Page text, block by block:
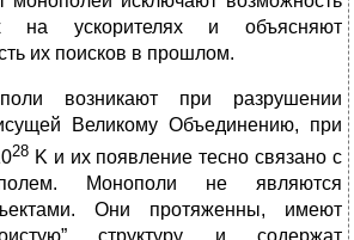
на ускорителях и объясняют
их поисков в прошлом.
возникают при разрушении
Великому Объединению, при
28 K и их появление тесно связано с
полем. Монополи не являются
Они протяженны, имеют